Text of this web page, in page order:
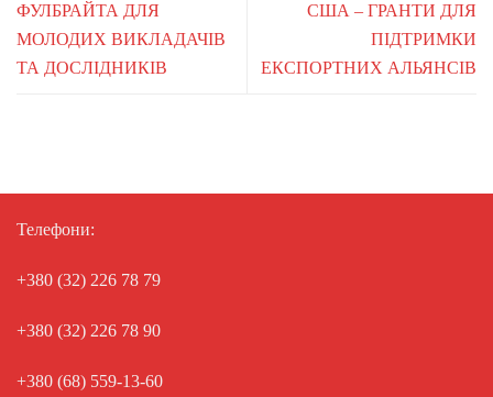
ФУЛБРАЙТА ДЛЯ
МОЛОДИХ ВИКЛАДАЧІВ
ТА ДОСЛІДНИКІВ
США – ГРАНТИ ДЛЯ
ПІДТРИМКИ
ЕКСПОРТНИХ АЛЬЯНСІВ
Телефони:
+380 (32) 226 78 79
+380 (32) 226 78 90
+380 (68) 559-13-60